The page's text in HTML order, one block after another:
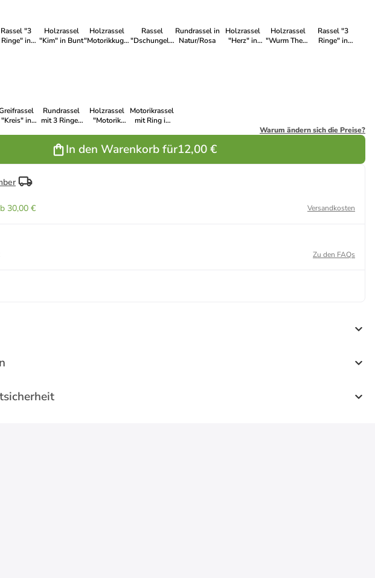
Rassel "3
Ringe" in
Holzrassel
"Kim" in Bunt
Holzrassel
"Motorikkugel"
Rassel
"Dschungel "
Rundrassel in
Natur/Rosa
Holzrassel
"Herz" in
Holzrassel
"Wurm Theo"
Rassel "3
Ringe" in
"Kreis" in
Rundrassel
mit 3 Ringen
Holzrassel
"Motorik
Motorikrassel
mit Ring in
Warum ändern sich die Preise?
In den Warenkorb für12,00 €
30,00 €
Versandkosten
Zu den FAQs